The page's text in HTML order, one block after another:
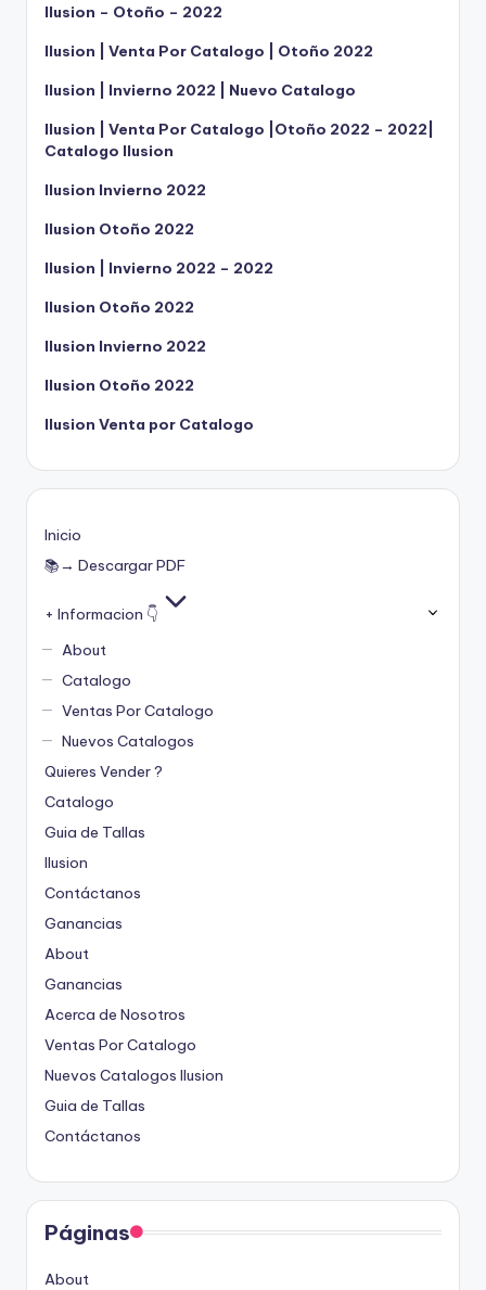
Ilusion – Otoño – 2022
Ilusion | Venta Por Catalogo | Otoño 2022
Ilusion | Invierno 2022 | Nuevo Catalogo
Ilusion | Venta Por Catalogo |Otoño 2022 – 2022|
Catalogo Ilusion
Ilusion Invierno 2022
Ilusion Otoño 2022
Ilusion | Invierno 2022 – 2022
Ilusion Otoño 2022
Ilusion Invierno 2022
Ilusion Otoño 2022
Ilusion Venta por Catalogo
Inicio
📚→ Descargar PDF
+ Informacion 👇
About
Catalogo
Ventas Por Catalogo
Nuevos Catalogos
Quieres Vender ?
Catalogo
Guia de Tallas
Ilusion
Contáctanos
Ganancias
About
Ganancias
Acerca de Nosotros
Ventas Por Catalogo
Nuevos Catalogos Ilusion
Guia de Tallas
Contáctanos
Páginas
About